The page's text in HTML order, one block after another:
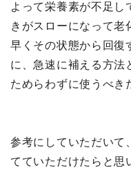
よって栄養素が不足し
きがスローになって老
早くその状態から回復
に、急速に補える方法
ためらわずに使うべき
参考にしていただいて
てていただけたらと思